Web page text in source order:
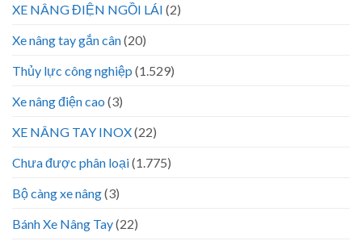
XE NÂNG ĐIỆN NGỒI LÁI (2)
Xe nâng tay gắn cân(20)
Thủy lực công nghiệp (1.529)
Xe nâng điện cao (3)
XE NÂNG TAY INOX(22)
Chưa được phân loại(1.775)
Bộ càng xe nâng(3)
Bánh Xe Nâng Tay(22)